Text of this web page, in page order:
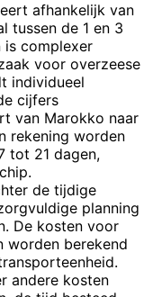
afhankelijk van
tussen de 1 en 3
is complexer
voor overzeese
individueel
cijfers
van Marokko naar
rekening worden
tot 21 dagen,
de tijdige
planning
De kosten voor
worden berekend
andere kosten